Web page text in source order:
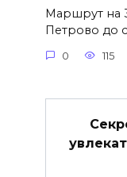
Маршрут на
Петрово до
0 115